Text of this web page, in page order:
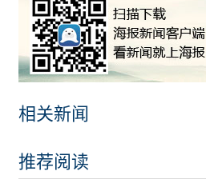
相关新闻
推荐阅读